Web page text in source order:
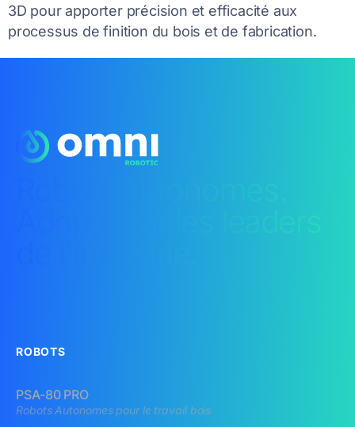
3D pour apporter précision et efficacité aux
processus de finition du bois et de fabrication.
ROBOTS
PSA-80 PRO
Robots Autonomes pour le travail bois